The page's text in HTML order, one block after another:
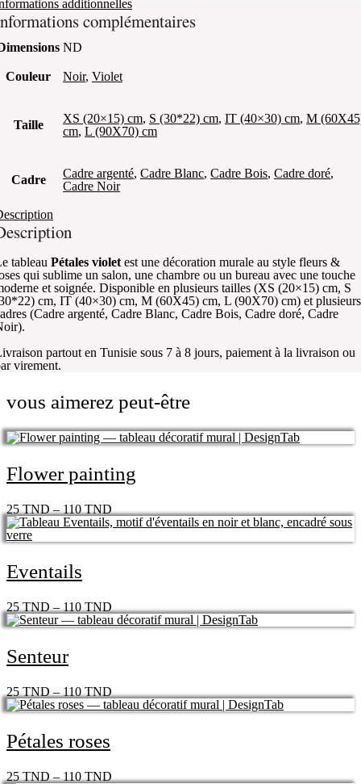
additionnelles
complémentaires
ND
Couleur Noir, Violet
Taille XS (20×15) cm, S (30*22) cm, IT (40×30) cm, M
cm, L (90X70) cm
Cadre Cadre argenté, Cadre Blanc, Cadre Bois, Cadre doré,
Cadre Noir
tableau Pétales violet est une décoration murale au style fleurs &
qui sublime un salon, une chambre ou un bureau avec une touche
et soignée. Disponible en plusieurs tailles (XS (20×15) cm, S
cm, IT (40×30) cm, M (60X45) cm, L (90X70) cm) et plusieurs
(Cadre argenté, Cadre Blanc, Cadre Bois, Cadre doré, Cadre
partout en Tunisie sous 7 à 8 jours, paiement à la livraison ou
virement.
vous aimerez peut-être
Flower painting
25TND–110TND
Eventails
25TND–110TND
Senteur
25TND–110TND
Pétales roses
25TND–110TND